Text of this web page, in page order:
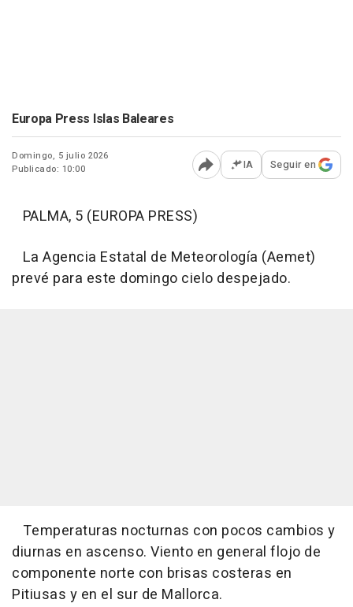
Europa Press Islas Baleares
Domingo, 5 julio 2026
Publicado: 10:00
Abrir opciones para
IA Seguir en
PALMA, 5 (EUROPA PRESS)
La Agencia Estatal de Meteorología (Aemet)
prevé para este domingo cielo despejado.
Temperaturas nocturnas con pocos cambios y
diurnas en ascenso. Viento en general flojo de
componente norte con brisas costeras en
Pitiusas y en el sur de Mallorca.